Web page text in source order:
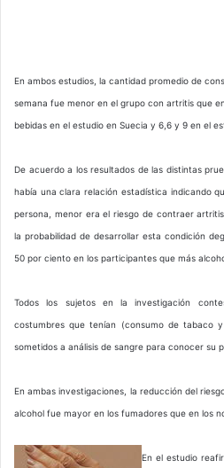
En ambos estudios, la cantidad promedio de
semana fue menor en el grupo con artritis que
bebidas en el estudio en Suecia y 6,6 y 9 en el
De acuerdo a los resultados de las distintas
había una clara relación estadística indicando
persona, menor era el riesgo de contraer
la probabilidad de desarrollar esta condición
50 por ciento en los participantes que más
Todos los sujetos en la investigación
costumbres que tenían (consumo de tabaco
sometidos a análisis de sangre para conocer su
En ambas investigaciones, la reducción del
alcohol fue mayor en los fumadores que en los
En el estudio